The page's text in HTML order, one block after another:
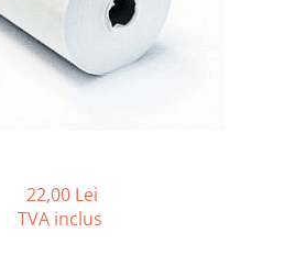
22,00 Lei
TVA inclus